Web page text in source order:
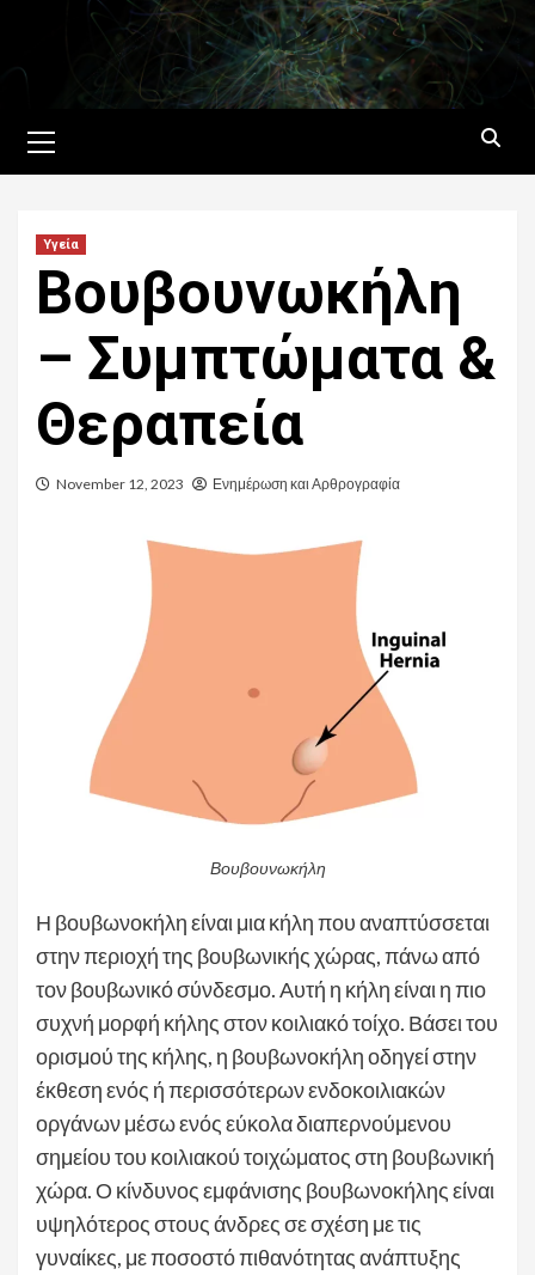
content
Menu
Υγεία
Βουβουνωκήλη
– Συμπτώματα &
Θεραπεία
November 12, 2023 Ενημέρωση και Αρθρογραφία
Βουβουνωκήλη
Η βουβωνοκήλη είναι μια κήλη που αναπτύσσεται
στην περιοχή της βουβωνικής χώρας, πάνω από
τον βουβωνικό σύνδεσμο. Αυτή η κήλη είναι η πιο
συχνή μορφή κήλης στον κοιλιακό τοίχο. Βάσει του
ορισμού της κήλης, η βουβωνοκήλη οδηγεί στην
έκθεση ενός ή περισσότερων ενδοκοιλιακών
οργάνων μέσω ενός εύκολα διαπερνούμενου
σημείου του κοιλιακού τοιχώματος στη βουβωνική
χώρα. Ο κίνδυνος εμφάνισης βουβωνοκήλης είναι
υψηλότερος στους άνδρες σε σχέση με τις
γυναίκες, με ποσοστό πιθανότητας ανάπτυξης